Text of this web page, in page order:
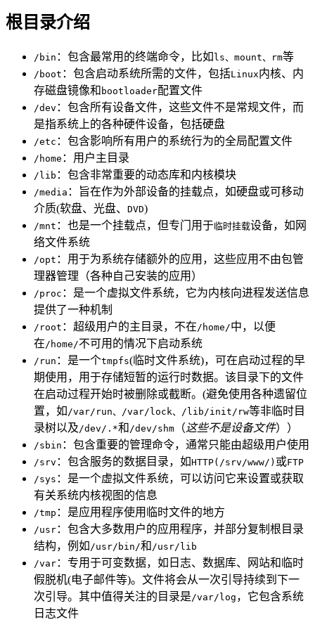
根目录介绍
/bin ：包含最常用的终端命令，比如 ls、mount、rm等
/boot ：包含启动系统所需的文件，包括Linux内核、内
存磁盘镜像和 bootloader配置文件
/dev ：包含所有设备文件，这些文件不是常规文件，而
是指系统上的各种硬件设备，包括硬盘
/etc ：包含影响所有用户的系统行为的全局配置文件
/home ：用户主目录
/lib ：包含非常重要的动态库和内核模块
/media ：旨在作为外部设备的挂载点，如硬盘或可移动
介质(软盘、光盘、 DVD)
/mnt ：也是一个挂载点，但专门用于临时挂载设备，如网
络文件系统
/opt ：用于为系统存储额外的应用，这些应用不由包管
理器管理（各种自己安装的应用）
/proc ：是一个虚拟文件系统，它为内核向进程发送信息
提供了一种机制
/root ：超级用户的主目录，不在 /home/中，以便
在 /home/不可用的情况下启动系统
/run ：是一个tmpfs(临时文件系统)，可在启动过程的早
期使用，用于存储短暂的运行时数据。该目录下的文件
在启动过程开始时被删除或截断。(避免使用各种遗留位
置，如 /var/run、/var/lock、/lib/init/rw等非临时目
录树以及 /dev/.*和 /dev/shm （这些不是设备文件））
/sbin ：包含重要的管理命令，通常只能由超级用户使用
/srv ：包含服务的数据目录，如HTTP(/srv/www/) 或FTP
/sys ：是一个虚拟文件系统，可以访问它来设置或获取
有关系统内核视图的信息
/tmp ：是应用程序使用临时文件的地方
/usr ：包含大多数用户的应用程序，并部分复制根目录
结构，例如 /usr/bin/和 /usr/lib
/var ：专用于可变数据，如日志、数据库、网站和临时
假脱机(电子邮件等)。文件将会从一次引导持续到下一
次引导。其中值得关注的目录是 /var/log ，它包含系统
日志文件